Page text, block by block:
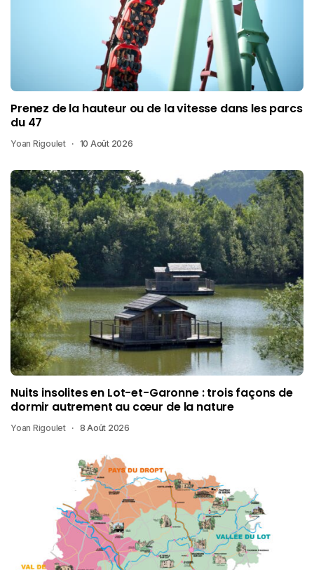
Prenez de la hauteur ou de la vitesse dans les parcs
du 47
Yoan Rigoulet 10 Août 2026
Nuits insolites en Lot-et-Garonne : trois façons de
dormir autrement au cœur de la nature
Yoan Rigoulet 8 Août 2026